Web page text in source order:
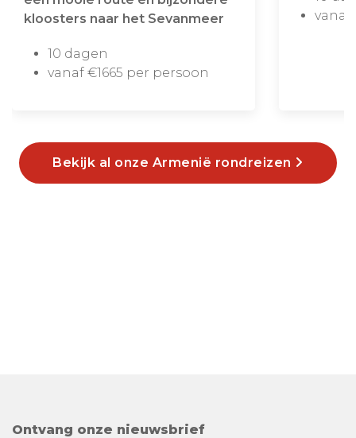
kloosters naar het Sevanmeer
10 dagen
vanaf €1665 per persoon
vanaf
Bekijk al onze Armenië rondreizen
Ontvang onze nieuwsbrief